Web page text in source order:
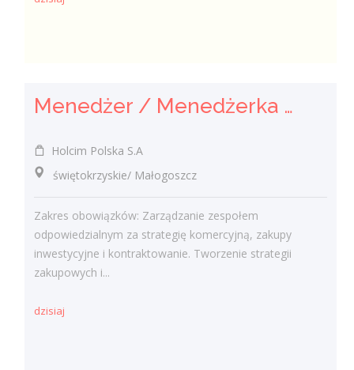
Menedżer / Menedżerka Zespołu Strategii Komercyjnej i Kontraktowania
Holcim Polska S.A
świętokrzyskie/ Małogoszcz
Zakres obowiązków: Zarządzanie zespołem
odpowiedzialnym za strategię komercyjną, zakupy
inwestycyjne i kontraktowanie. Tworzenie strategii
zakupowych i...
dzisiaj